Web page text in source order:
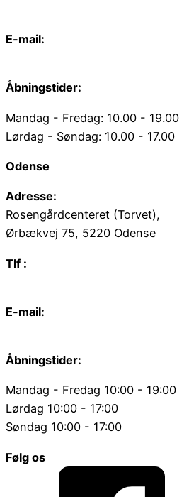
E-mail:
Åbningstider:
Mandag - Fredag: 10.00 - 19.00
Lørdag - Søndag: 10.00 - 17.00
Odense
Adresse:
Rosengårdcenteret (Torvet),
Ørbækvej 75, 5220 Odense
Tlf :
E-mail:
Åbningstider:
Mandag - Fredag 10:00 - 19:00
Lørdag 10:00 - 17:00
Søndag 10:00 - 17:00
Følg os